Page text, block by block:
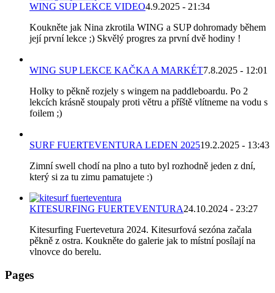
WING SUP LEKCE VIDEO4.9.2025 - 21:34
Koukněte jak Nina zkrotila WING a SUP dohromady během
její první lekce ;) Skvělý progres za první dvě hodiny !
WING SUP LEKCE KAČKA A MARKÉT7.8.2025 - 12:01
Holky to pěkně rozjely s wingem na paddleboardu. Po 2
lekcích krásně stoupaly proti větru a příště vlítneme na vodu s
foilem ;)
SURF FUERTEVENTURA LEDEN 202519.2.2025 - 13:43
Zimní swell chodí na plno a tuto byl rozhodně jeden z dní,
který si za tu zimu pamatujete :)
KITESURFING FUERTEVENTURA24.10.2024 - 23:27
Kitesurfing Fuertevetura 2024. Kitesurfová sezóna začala
pěkně z ostra. Koukněte do galerie jak to místní posílají na
vlnovce do berelu.
Pages